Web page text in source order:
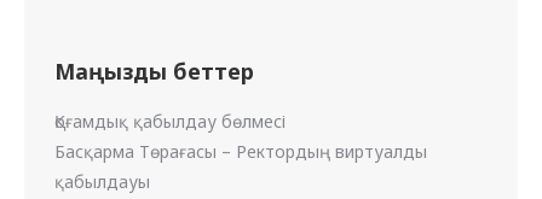
Маңызды беттер
Қоғамдық қабылдау бөлмесі
Басқарма Төрағасы – Ректордың виртуалды
қабылдауы